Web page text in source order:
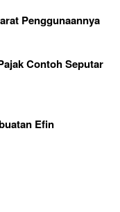
Penggunaannya
Contoh Seputar
Efin